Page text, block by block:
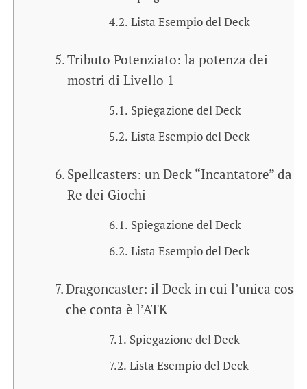
Lista Esempio del Deck
Tributo Potenziato: la potenza dei
mostri di Livello 1
Spiegazione del Deck
Lista Esempio del Deck
Spellcasters: un Deck “Incantatore” da
Re dei Giochi
Spiegazione del Deck
Lista Esempio del Deck
Dragoncaster: il Deck in cui l’unica cosa
che conta è l’ATK
Spiegazione del Deck
Lista Esempio del Deck